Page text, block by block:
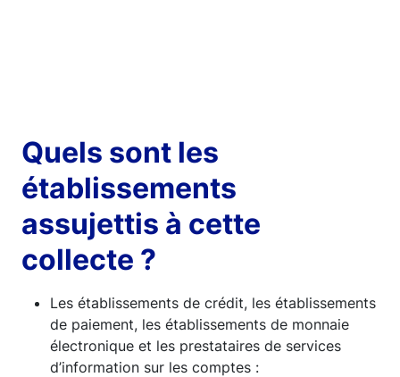
Quels sont les
établissements
assujettis à cette
collecte ?
Les établissements de crédit, les établissements
de paiement, les établissements de monnaie
électronique et les prestataires de services
d’information sur les comptes :